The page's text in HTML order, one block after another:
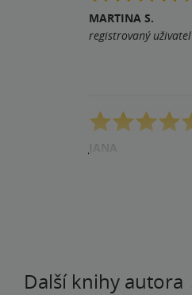
MARTINA S.
registrovaný uživatel
Další knihy autora